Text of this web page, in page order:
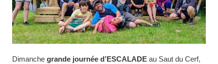
Dimanche grande journée d’ESCALADE au Saut du Cerf,